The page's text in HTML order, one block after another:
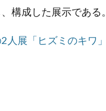
構成した展示である。
展「ヒズミのキワ」